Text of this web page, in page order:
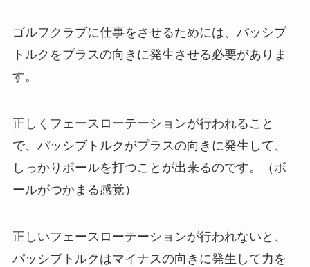
ゴルフクラブに仕事をさせるためには、パッシブ
トルクをプラスの向きに発生させる必要がありま
す。
正しくフェースローテーションが行われること
で、パッシブトルクがプラスの向きに発生して、
しっかりボールを打つことが出来るのです。（ボ
ールがつかまる感覚）
正しいフェースローテーションが行われないと、
パッシブトルクはマイナスの向きに発生して力を